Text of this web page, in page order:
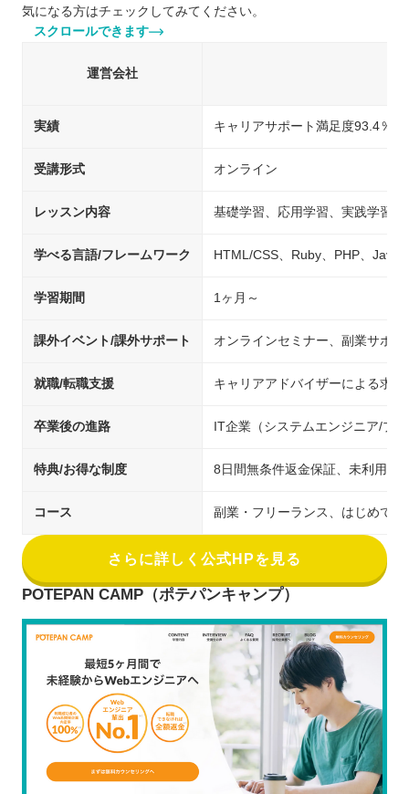
気になる方はチェックしてみてください。
スクロールできます
運営会社
実績 キャリアサポート満足度93.4％
受講形式 オンライン
レッスン内容 基礎学習、応用学習、実践学習
学べる言語/フレームワーク HTML/CSS、Ruby、PHP、Java
学習期間 1ヶ月～
課外イベント/課外サポート オンラインセミナー、副業サポー
就職/転職支援 キャリアアドバイザーによる求人
卒業後の進路 IT企業（システムエンジニア/プ
特典/お得な制度 8日間無条件返金保証、未利用期
コース 副業・フリーランス、はじめて
さらに詳しく公式HPを見る
POTEPAN CAMP（ポテパンキャンプ）